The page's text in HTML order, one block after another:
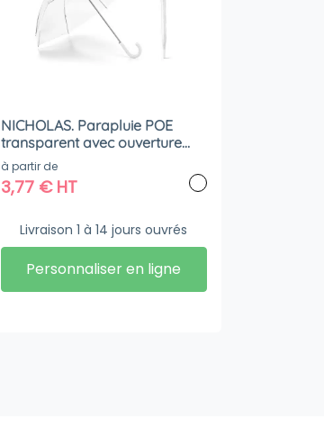
NICHOLAS. Parapluie POE
transparent avec ouverture
automatique
à partir de
3,77 €HT
Livraison 1 à 14 jours ouvrés
Personnaliser en ligne